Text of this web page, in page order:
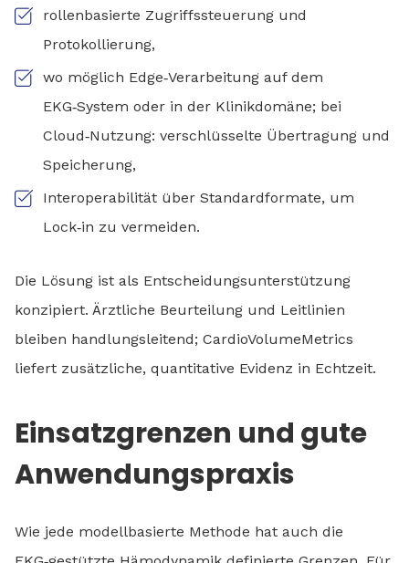
rollenbasierte Zugriffssteuerung und
Protokollierung,
wo möglich Edge‑Verarbeitung auf dem
EKG‑System oder in der Klinikdomäne; bei
Cloud‑Nutzung: verschlüsselte Übertragung und
Speicherung,
Interoperabilität über Standardformate, um
Lock‑in zu vermeiden.
Die Lösung ist als Entscheidungsunterstützung
konzipiert. Ärztliche Beurteilung und Leitlinien
bleiben handlungsleitend; CardioVolumeMetrics
liefert zusätzliche, quantitative Evidenz in Echtzeit.
Einsatzgrenzen und gute
Anwendungspraxis
Wie jede modellbasierte Methode hat auch die